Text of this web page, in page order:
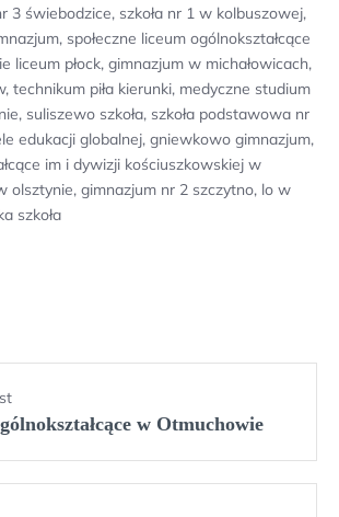
3 świebodzice, szkoła nr 1 w kolbuszowej,
społeczne liceum ogólnokształcące
liceum płock, gimnazjum w michałowicach,
technikum piła kierunki, medyczne studium
suliszewo szkoła, szkoła podstawowa nr
edukacji globalnej, gniewkowo gimnazjum,
im i dywizji kościuszkowskiej w
olsztynie, gimnazjum nr 2 szczytno, lo w
szkoła
w Otmuchowie